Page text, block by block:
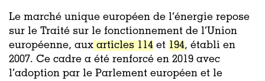
Le marché unique européen de l’énergie repose
sur le Traité sur le fonctionnement de l’Union
européenne, aux articles 114 et 194, établi en
2007. Ce cadre a été renforcé en 2019 avec
l’adoption par le Parlement européen et le